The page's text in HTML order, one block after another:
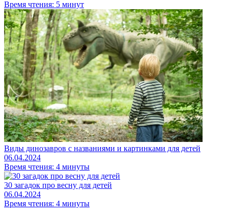
Время чтения: 5 минут
Виды динозавров с названиями и картинками для детей
06.04.2024
Время чтения: 4 минуты
30 загадок про весну для детей
06.04.2024
Время чтения: 4 минуты